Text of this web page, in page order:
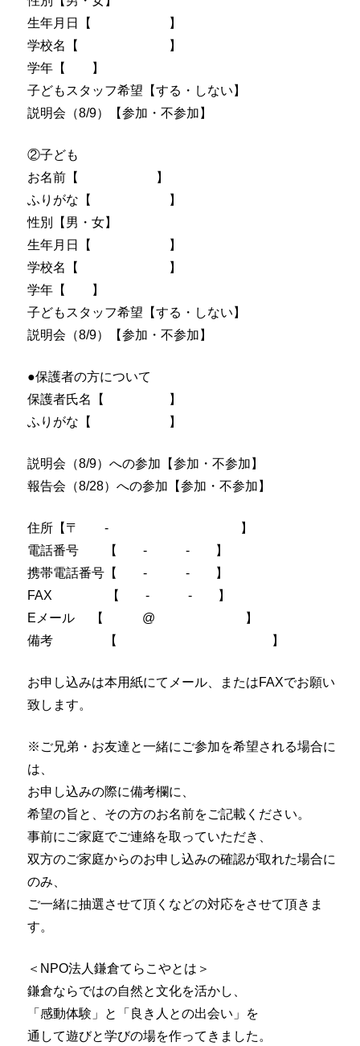
生年月日【 】
学校名【 】
学年【 】
子どもスタッフ希望【する・しない】
説明会（8/9）【参加・不参加】
②子ども
お名前【 】
ふりがな【 】
性別【男・女】
生年月日【 】
学校名【 】
学年【 】
子どもスタッフ希望【する・しない】
説明会（8/9）【参加・不参加】
●保護者の方について
保護者氏名【 】
ふりがな【 】
説明会（8/9）への参加【参加・不参加】
報告会（8/28）への参加【参加・不参加】
住所【〒 - 】
電話番号 【 - - 】
携帯電話番号【 - - 】
FAX 【 - - 】
Eメール 【 @ 】
備考 【 】
お申し込みは本用紙にてメール、またはFAXでお願い
致します。
※ご兄弟・お友達と一緒にご参加を希望される場合に
は、
お申し込みの際に備考欄に、
希望の旨と、その方のお名前をご記載ください。
事前にご家庭でご連絡を取っていただき、
双方のご家庭からのお申し込みの確認が取れた場合に
のみ、
ご一緒に抽選させて頂くなどの対応をさせて頂きま
す。
＜NPO法人鎌倉てらこやとは＞
鎌倉ならではの自然と文化を活かし、
「感動体験」と「良き人との出会い」を
通して遊びと学びの場を作ってきました。